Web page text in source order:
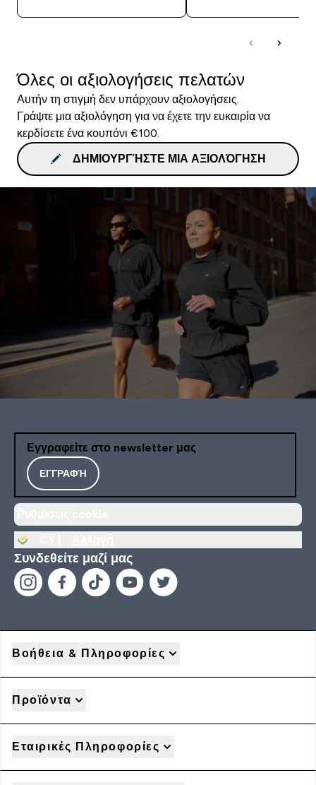
Όλες οι αξιολογήσεις πελατών
Αυτήν τη στιγμή δεν υπάρχουν αξιολογήσεις.
Γράψτε μια αξιολόγηση για να έχετε την ευκαιρία να
κερδίσετε ένα κουπόνι €100.
ΔΗΜΙΟΥΡΓΉΣΤΕ ΜΙΑ ΑΞΙΟΛΌΓΗΣΗ
Εγγραφείτε στο newsletter μας
ΕΓΓΡΑΦΉ
Συνδεθείτε μαζί μας
Βοήθεια & Πληροφορίες
Προϊόντα
Εταιρικές Πληροφορίες